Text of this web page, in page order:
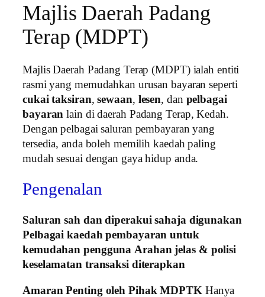
Majlis Daerah Padang
Terap (MDPT)
Majlis Daerah Padang Terap (MDPT) ialah entiti
rasmi yang memudahkan urusan bayaran seperti
cukai taksiran,sewaan, lesen, dan pelbagai
bayaran lain di daerah Padang Terap, Kedah.
Dengan pelbagai saluran pembayaran yang
tersedia, anda boleh memilih kaedah paling
mudah sesuai dengan gaya hidup anda.
Pengenalan
Saluran sah dan diperakui sahaja digunakan
Pelbagai kaedah pembayaran untuk
kemudahan pengguna Arahan jelas & polisi
keselamatan transaksi diterapkan
Amaran Penting oleh Pihak MDPTK Hanya